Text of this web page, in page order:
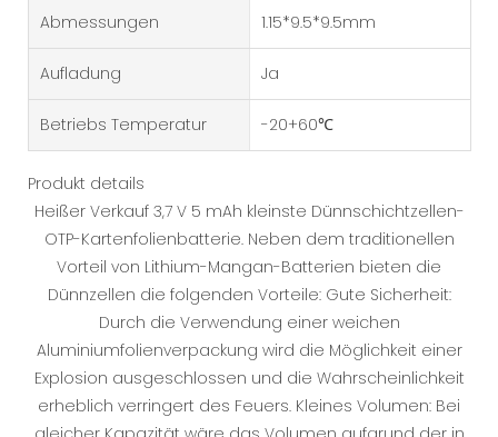
Abmessungen 1.15*9.5*9.5mm
Aufladung Ja
Betriebs Temperatur -20+60℃
Produkt details
Heißer Verkauf 3,7 V 5 mAh kleinste Dünnschichtzellen-
OTP-Kartenfolienbatterie. Neben dem traditionellen
Vorteil von Lithium-Mangan-Batterien bieten die
Dünnzellen die folgenden Vorteile: Gute Sicherheit:
Durch die Verwendung einer weichen
Aluminiumfolienverpackung wird die Möglichkeit einer
Explosion ausgeschlossen und die Wahrscheinlichkeit
erheblich verringert des Feuers. Kleines Volumen: Bei